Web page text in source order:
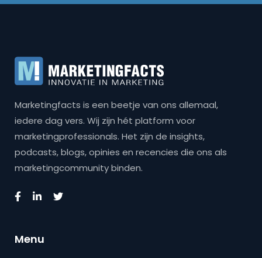
Marketingfacts is een beetje van ons allemaal,
iedere dag vers. Wij zijn hét platform voor
marketingprofessionals. Het zijn de insights,
podcasts, blogs, opinies en recencies die ons als
marketingcommunity binden.
Menu